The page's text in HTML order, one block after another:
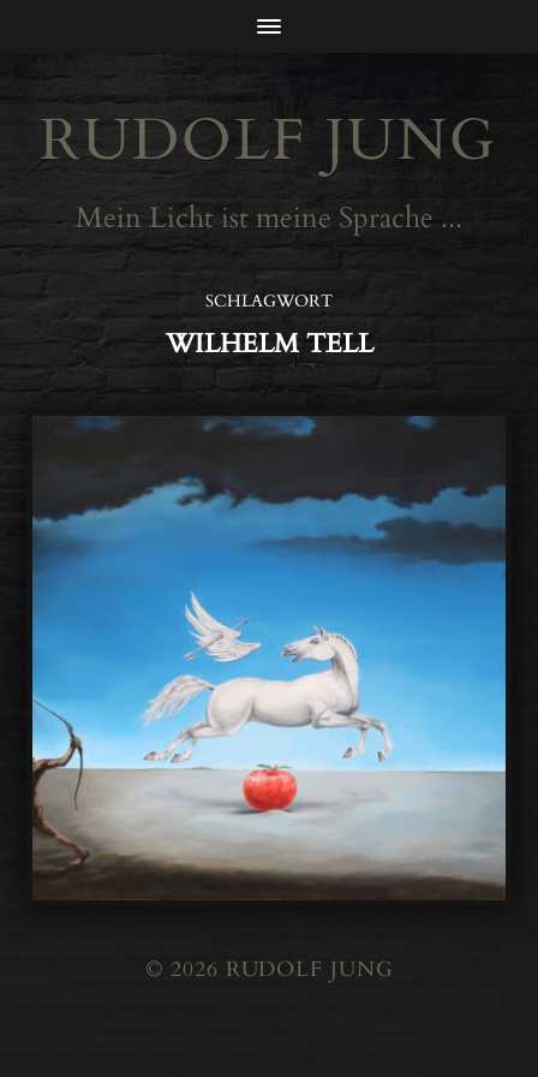
RUDOLF JUNG
Mein Licht ist meine Sprache ...
SCHLAGWORT
WILHELM TELL
© 2026 RUDOLF JUNG